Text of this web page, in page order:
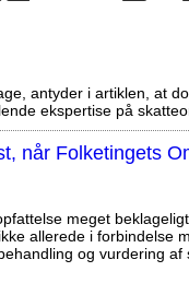
antyder i artiklen, at
ekspertise på
når Folketingets
meget
allerede i forbindelse
og vurdering af